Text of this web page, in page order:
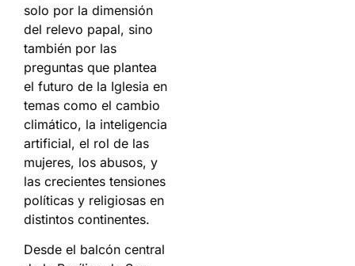
solo por la dimensión
del relevo papal, sino
también por las
preguntas que plantea
el futuro de la Iglesia en
temas como el cambio
climático, la inteligencia
artificial, el rol de las
mujeres, los abusos, y
las crecientes tensiones
políticas y religiosas en
distintos continentes.
Desde el balcón central